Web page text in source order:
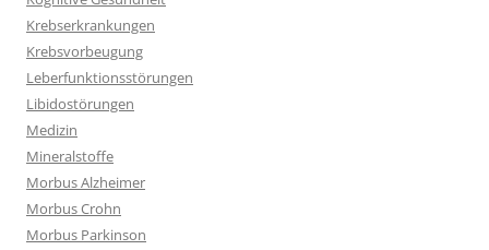
Krebserkrankungen
Krebsvorbeugung
Leberfunktionsstörungen
Libidostörungen
Medizin
Mineralstoffe
Morbus Alzheimer
Morbus Crohn
Morbus Parkinson